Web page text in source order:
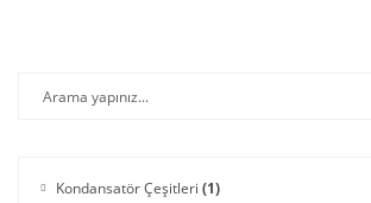
Kondansatör Çeşitleri (1)